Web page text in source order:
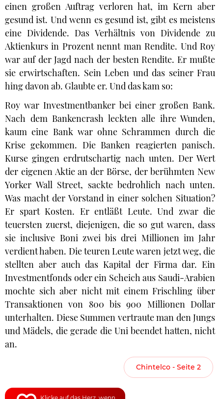
einen großen Auftrag verloren hat, im Kern aber
gesund ist. Und wenn es gesund ist, gibt es meistens
eine Dividende. Das Verhältnis von Dividende zu
Aktienkurs in Prozent nennt man Rendite. Und Roy
war auf der Jagd nach der besten Rendite. Er mußte
sie erwirtschaften. Sein Leben und das seiner Frau
hing davon ab. Glaubte er. Und das kam so:
Roy war Investmentbanker bei einer großen Bank.
Nach dem Bankencrash leckten alle ihre Wunden,
kaum eine Bank war ohne Schrammen durch die
Krise gekommen. Die Banken reagierten panisch.
Kurse gingen erdrutschartig nach unten. Der Wert
der eigenen Aktie an der Börse, der berühmten New
Yorker Wall Street, sackte bedrohlich nach unten.
Was macht der Vorstand in einer solchen Situation?
Er spart Kosten. Er entläßt Leute. Und zwar die
teuersten zuerst, diejenigen, die so gut waren, dass
sie inclusive Boni zwei bis drei Millionen im Jahr
verdient haben. Die teuren Leute waren jetzt weg, die
stellten aber auch das Kapital der Firma dar. Ein
Investmentfonds oder ein Scheich aus Saudi-Arabien
mochte sich aber nicht mit einem Frischling über
Transaktionen von 800 bis 900 Millionen Dollar
unterhalten. Diese Summen vertraute man den Jungs
und Mädels, die gerade die Uni beendet hatten, nicht
an.
Chintelco - Seite 2